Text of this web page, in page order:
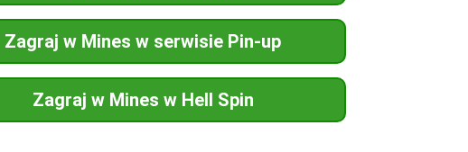
Zagraj w Mines w serwisie Pin-up
Zagraj w Mines w Hell Spin